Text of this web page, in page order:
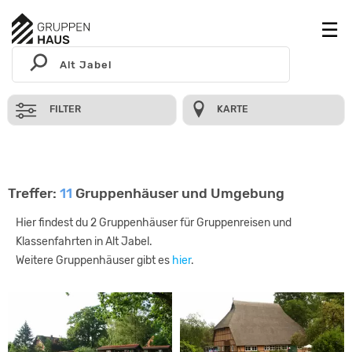
FILTER KARTE
Treffer: 11 Gruppenhäuser und Umgebung
Hier findest du 2 Gruppenhäuser für Gruppenreisen und
Klassenfahrten in Alt Jabel.
Weitere Gruppenhäuser gibt es hier.